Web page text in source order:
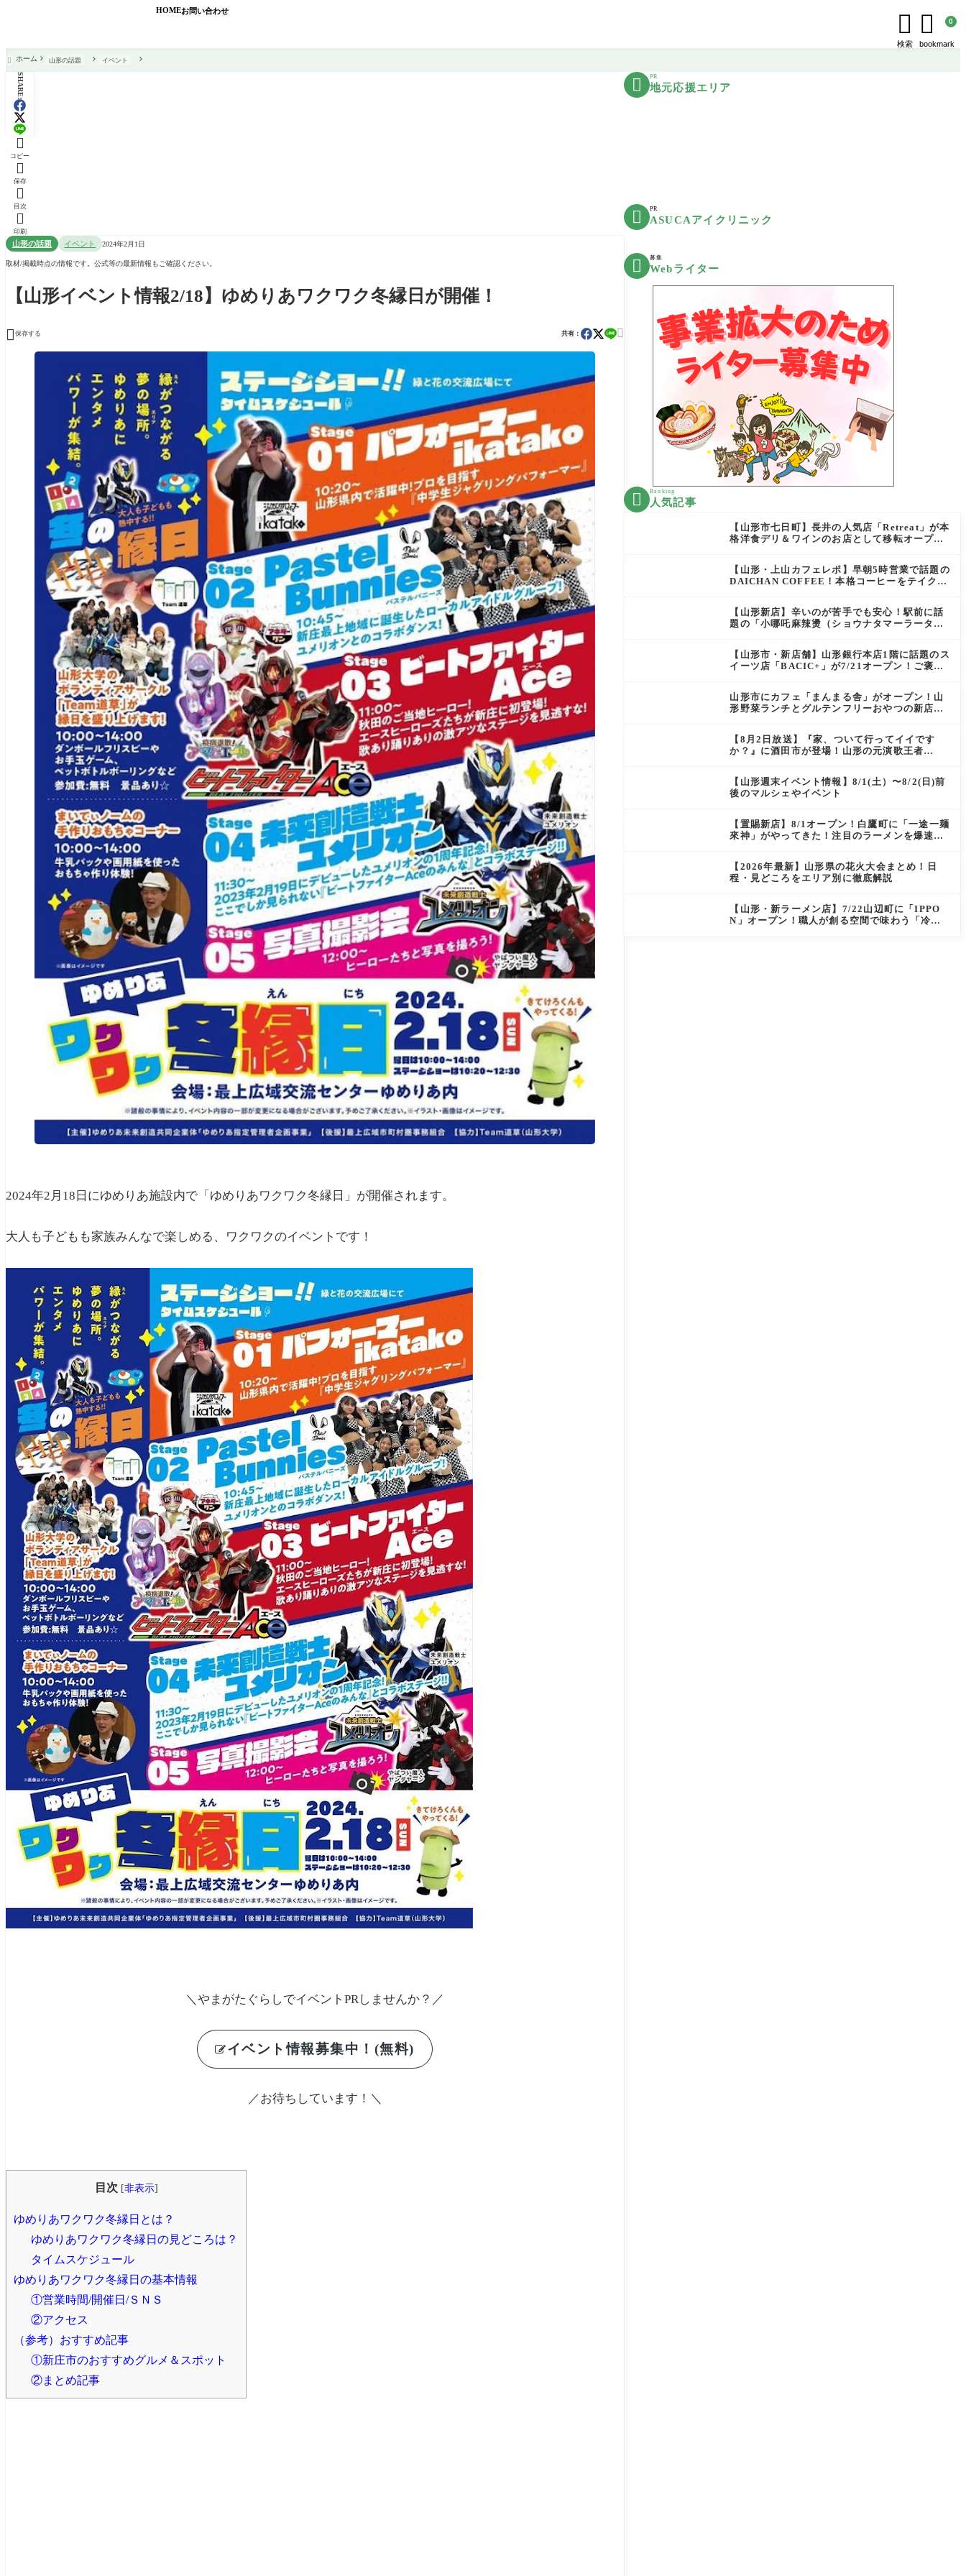
HOMEお問い合わせ 
検索
 0
bookmark
 ホーム 山形の話題 イベント
SHARE:

コピー

保存

目次

印刷
山形の話題 イベント 2024年2月1日
取材/掲載時点の情報です。公式等の最新情報もご確認ください。
【山形イベント情報2/18】ゆめりあワクワク冬縁日が開催！
 保存する 共有： 
2024年2月18日にゆめりあ施設内で「ゆめりあワクワク冬縁日」が開催されます。
大人も子どもも家族みんなで楽しめる、ワクワクのイベントです！
＼やまがたぐらしでイベントPRしませんか？／
イベント情報募集中！(無料)
／お待ちしています！＼
目次 [非表示]
ゆめりあワクワク冬縁日とは？
ゆめりあワクワク冬縁日の見どころは？
タイムスケジュール
ゆめりあワクワク冬縁日の基本情報
①営業時間/開催日/ＳＮＳ
②アクセス
（参考）おすすめ記事
①新庄市のおすすめグルメ＆スポット
②まとめ記事
 PR
地元応援エリア
 PR
ASUCAアイクリニック
 募集
Webライター
 Ranking
人気記事
【山形市七日町】長井の人気店「Retreat」が本
格洋食デリ＆ワインのお店として移転オープン
【山形・上山カフェレポ】早朝5時営業で話題の
DAICHAN COFFEE！本格コーヒーをテイクア
【山形新店】辛いのが苦手でも安心！駅前に話
題の「小哪吒麻辣燙（ショウナタマーラータ
【山形市・新店舗】山形銀行本店1階に話題のス
イーツ店「BACIC+」が7/21オープン！ご褒美
山形市にカフェ「まんまる舎」がオープン！山
形野菜ランチとグルテンフリーおやつの新店情
【8月2日放送】『家、ついて行ってイイです
か？』に酒田市が登場！山形の元演歌王者
【山形週末イベント情報】8/1(土）〜8/2(日)前
後のマルシェやイベント
【置賜新店】8/1オープン！白鷹町に「一途一麺
來神」がやってきた！注目のラーメンを爆速実
【2026年最新】山形県の花火大会まとめ！日
程・見どころをエリア別に徹底解説
【山形・新ラーメン店】7/22山辺町に「IPPO
N」オープン！職人が創る空間で味わう「冷た